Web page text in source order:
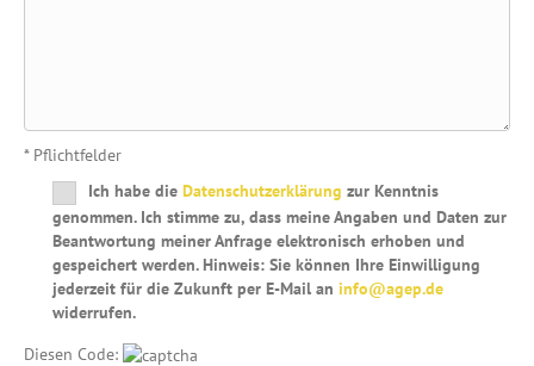
* Pflichtfelder
Ich habe die Datenschutzerklärung zur Kenntnis
genommen. Ich stimme zu, dass meine Angaben und Daten zur
Beantwortung meiner Anfrage elektronisch erhoben und
gespeichert werden. Hinweis: Sie können Ihre Einwilligung
jederzeit für die Zukunft per E-Mail an info@agep.de
widerrufen.
Bitte lasse dieses Feld leer.
Diesen Code: